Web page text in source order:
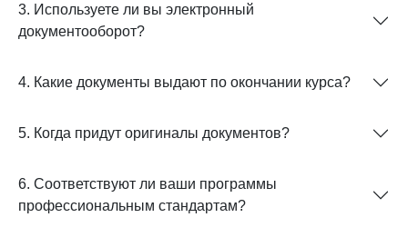
3. Используете ли вы электронный
документооборот?
4. Какие документы выдают по окончании курса?
5. Когда придут оригиналы документов?
6. Соответствуют ли ваши программы
профессиональным стандартам?